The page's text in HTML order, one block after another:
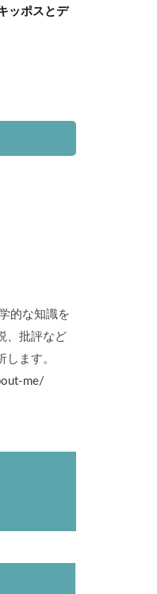
ッポスとデ
的な知識を
、批評など
ます。
me/